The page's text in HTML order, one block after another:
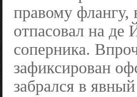
правому
отпасовал на де
соперника.
зафиксирован
забрался в